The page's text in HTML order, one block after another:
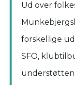
Ud over
forskellige
SFO,